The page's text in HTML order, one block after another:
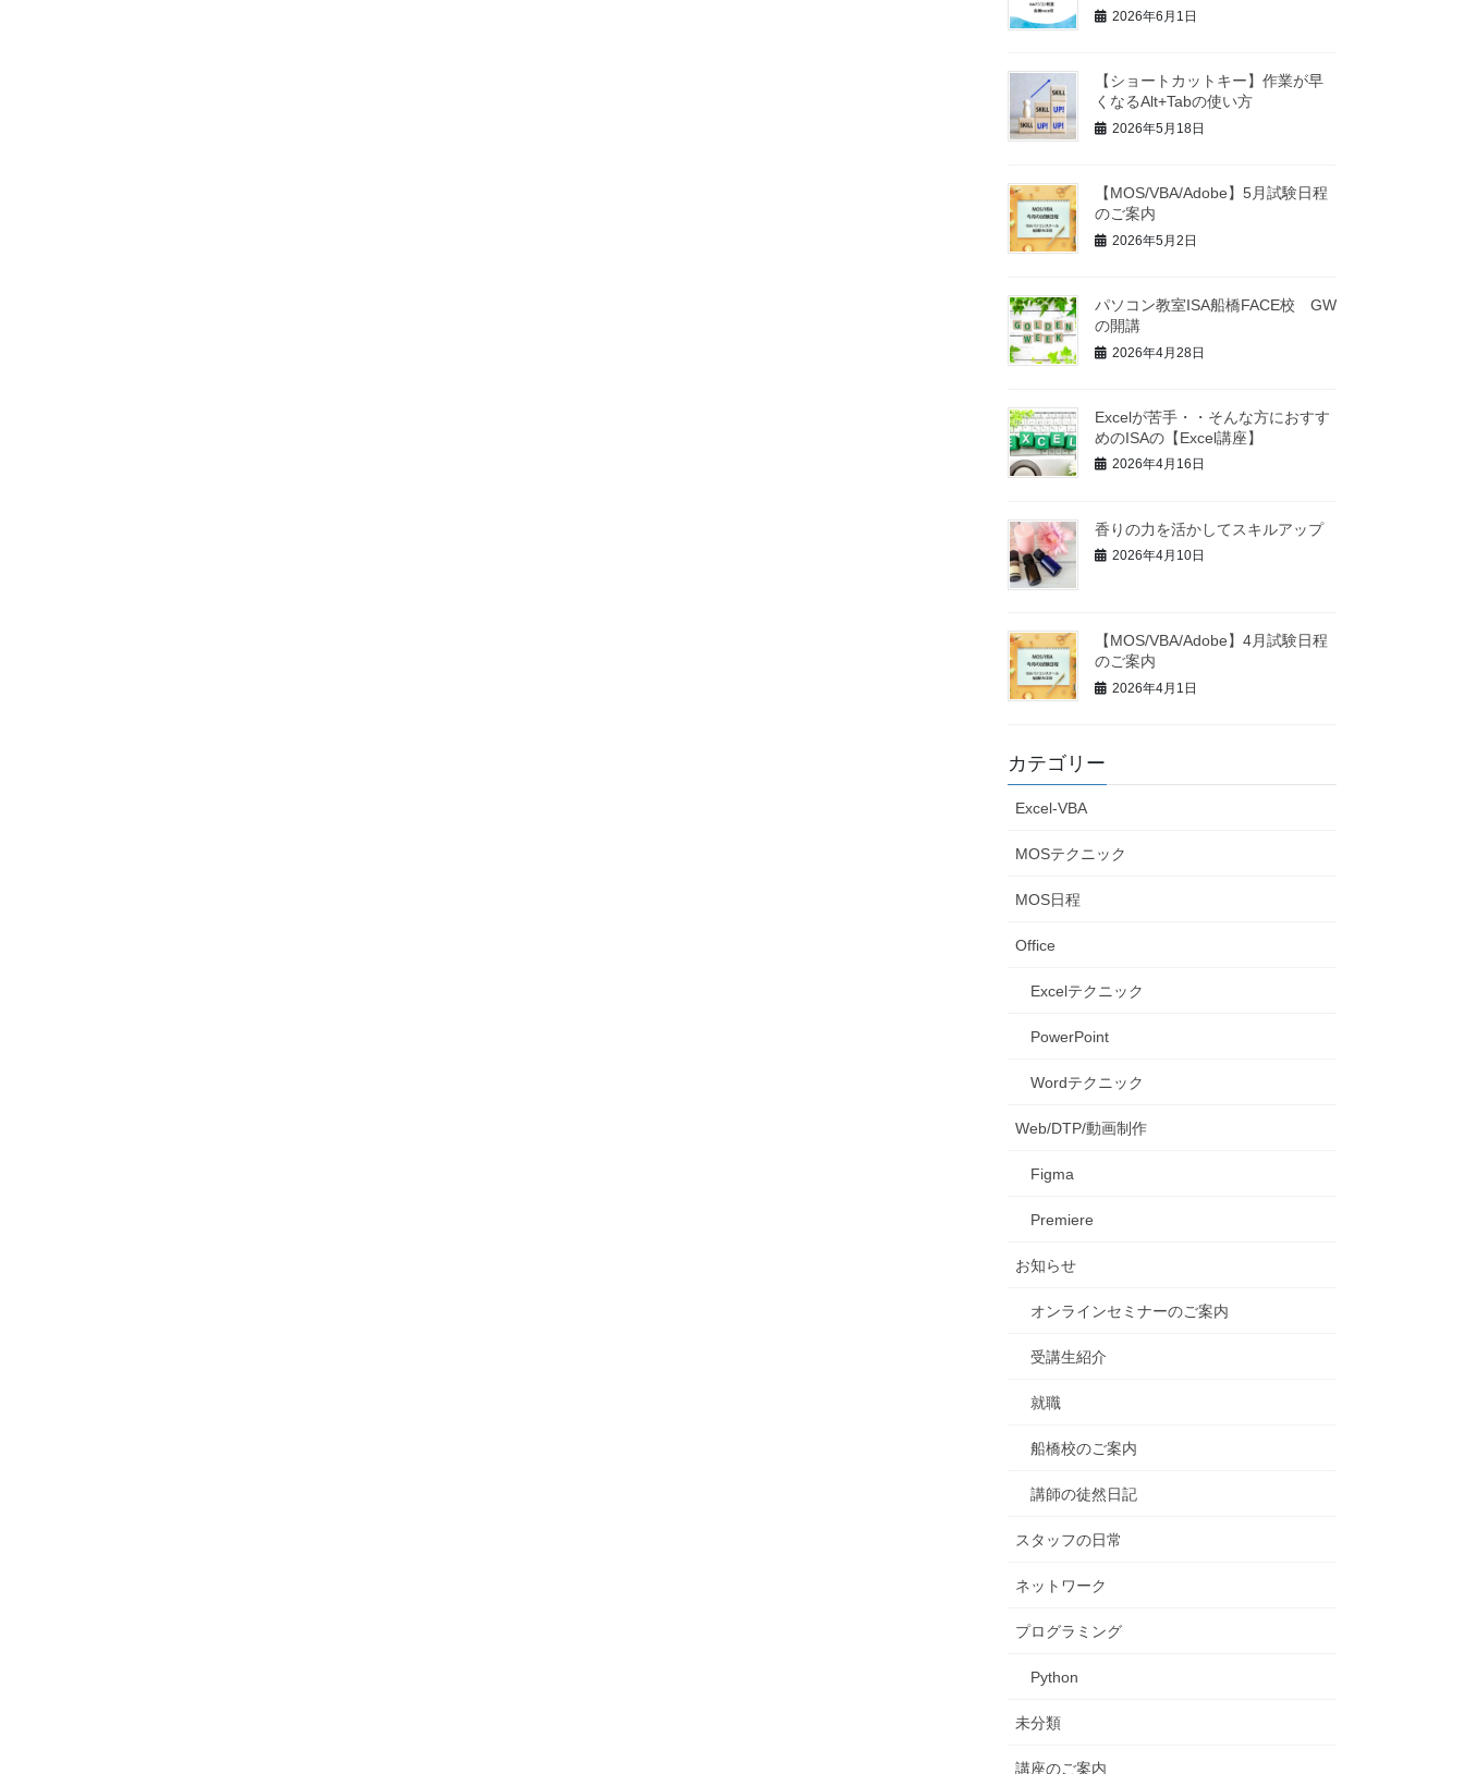
2026年6月1日
【ショートカットキー】作業が早
くなるAlt+Tabの使い方
2026年5月18日
【MOS/VBA/Adobe】5月試験日程
のご案内
2026年5月2日
パソコン教室ISA船橋FACE校 GW
の開講
2026年4月28日
Excelが苦手・・そんな方におすす
めのISAの【Excel講座】
2026年4月16日
香りの力を活かしてスキルアップ
2026年4月10日
【MOS/VBA/Adobe】4月試験日程
のご案内
2026年4月1日
カテゴリー
Excel-VBA
MOSテクニック
MOS日程
Office
Excelテクニック
PowerPoint
Wordテクニック
Web/DTP/動画制作
Figma
Premiere
お知らせ
オンラインセミナーのご案内
受講生紹介
就職
船橋校のご案内
講師の徒然日記
スタッフの日常
ネットワーク
プログラミング
Python
未分類
講座のご案内